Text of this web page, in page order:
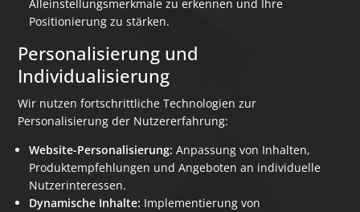
Alleinstellungsmerkmale zu erkennen und Ihre
Positionierung zu stärken.
Personalisierung und
Individualisierung
Wir nutzen fortschrittliche Technologien zur
Personalisierung der Nutzererfahrung:
Website-Personalisierung: Anpassung von Inhalten,
Produktempfehlungen und Angeboten an individuelle
Nutzerinteressen.
Dynamische Inhalte: Implementierung von